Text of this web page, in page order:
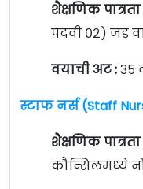
शैक्षणिक पात्रता
पदवी ०२) जड
वयाची अट :३५
स्टाफ नर्स (Staff
शैक्षणिक पात्रता
कौन्सिलमध्ये